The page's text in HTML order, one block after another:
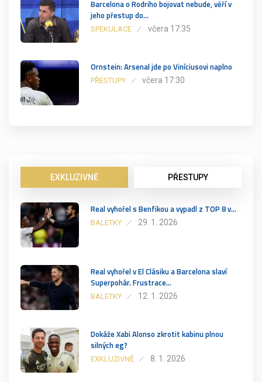
Barcelona o Rodriho bojovat nebude, věří v
jeho přestup do…
SPEKULACE včera 17:35
Ornstein: Arsenal jde po Viníciusovi naplno
PŘESTUPY včera 17:30
EXKLUZIVNĚ PŘESTUPY
Real vyhořel s Benfikou a vypadl z TOP 8 v…
BALETKY 29. 1. 2026
Real vyhořel v El Clásiku a Barcelona slaví
Superpohár. Frustrace…
BALETKY 12. 1. 2026
Dokáže Xabi Alonso zkrotit kabinu plnou
silných eg?
EXKLUZIVNĚ 8. 1. 2026